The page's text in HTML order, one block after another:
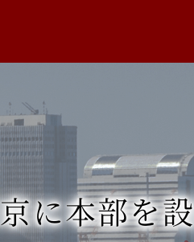
に本部を